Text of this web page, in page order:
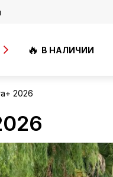
В НАЛИЧИИ
2026